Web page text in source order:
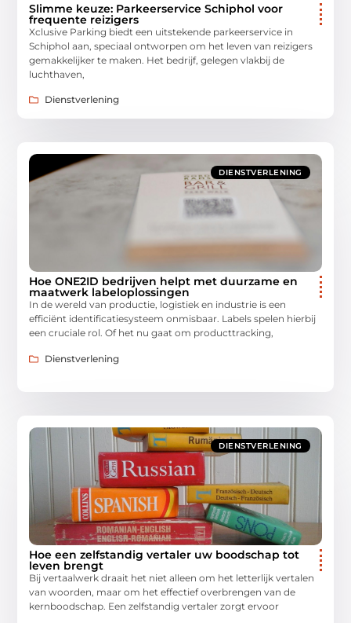
Slimme keuze: Parkeerservice Schiphol voor
frequente reizigers
Xclusive Parking biedt een uitstekende parkeerservice in
Schiphol aan, speciaal ontworpen om het leven van reizigers
gemakkelijker te maken. Het bedrijf, gelegen vlakbij de
luchthaven,
Dienstverlening
DIENSTVERLENING
Hoe ONE2ID bedrijven helpt met duurzame en
maatwerk labeloplossingen
In de wereld van productie, logistiek en industrie is een
efficiënt identificatiesysteem onmisbaar. Labels spelen hierbij
een cruciale rol. Of het nu gaat om producttracking,
Dienstverlening
DIENSTVERLENING
Hoe een zelfstandig vertaler uw boodschap tot
leven brengt
Bij vertaalwerk draait het niet alleen om het letterlijk vertalen
van woorden, maar om het effectief overbrengen van de
kernboodschap. Een zelfstandig vertaler zorgt ervoor